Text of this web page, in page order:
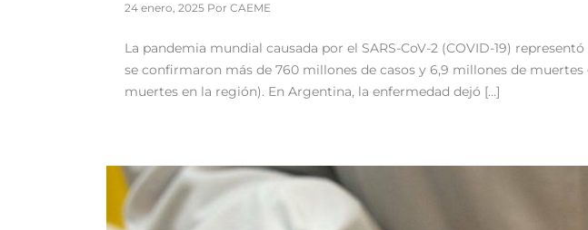
24 enero, 2025 Por CAEME
La pandemia mundial causada por el SARS-CoV-2 (COVID-19)
se confirmaron más de 760 millones de casos y 6,9 millones de
muertes en la región). En Argentina, la enfermedad dejó […]